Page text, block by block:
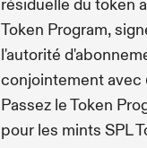
résiduelle du token
Token Program,
l'autorité
conjointement avec
Passez le Token
pour les mints SPL